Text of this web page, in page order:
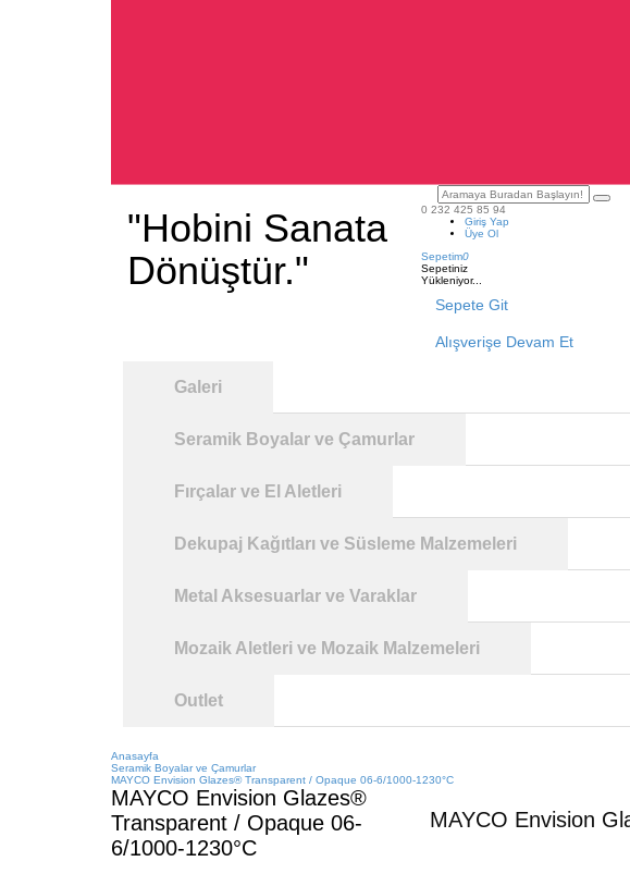
"Hobini Sanata
Dönüştür."
0 232 425 85 94
Giriş Yap
Üye Ol
Sepetim0
Sepetiniz
Yükleniyor...
Sepete Git
Alışverişe Devam Et
Galeri
Seramik Boyalar ve Çamurlar
Fırçalar ve El Aletleri
Dekupaj Kağıtları ve Süsleme Malzemeleri
Metal Aksesuarlar ve Varaklar
Mozaik Aletleri ve Mozaik Malzemeleri
Outlet
Anasayfa
Seramik Boyalar ve Çamurlar
MAYCO Envision Glazes® Transparent / Opaque 06-6/1000-1230°C
MAYCO Envision Glazes®
Transparent / Opaque 06-
6/1000-1230°C
MAYCO Envision